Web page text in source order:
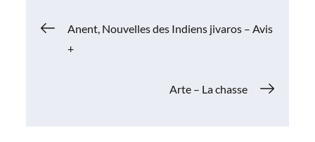
Navigation
Anent, Nouvelles des Indiens jivaros – Avis
+
Arte – La chasse